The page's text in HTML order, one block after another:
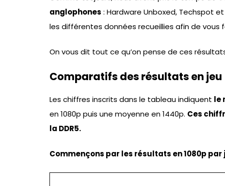
anglophones : Hardware Unboxed, Techspot
les différentes données recueillies afin de
On vous dit tout ce qu’on pense de ces
Comparatifs des résultats en jeu
Les chiffres inscrits dans le tableau indiquent le
en 1080p puis une moyenne en 1440p. Ces
la DDR5.
Commençons par les résultats en 1080p par